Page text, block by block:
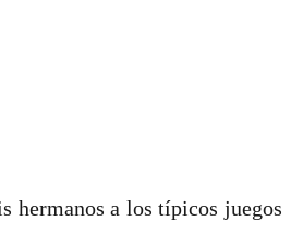
hermanos a los típicos juegos